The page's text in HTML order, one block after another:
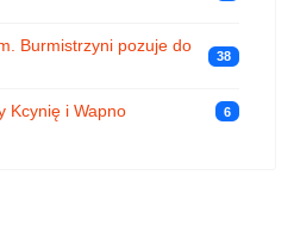
Burmistrzyni pozuje do
38
Kcynię i Wapno 6